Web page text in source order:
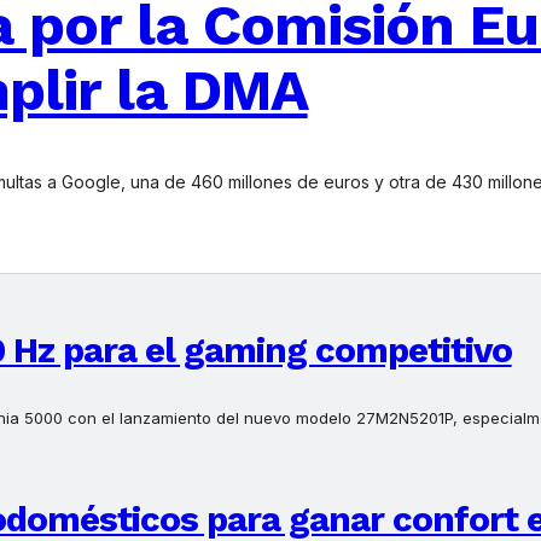
por la Comisión
la DMA
a Google, una de 460 millones de euros y otra de 430
Hz para el gaming competitivo
5000 con el lanzamiento del nuevo modelo 27M2N5201P,
para ganar confort